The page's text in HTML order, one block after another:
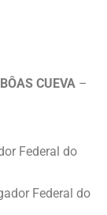
CUEVA –
Federal do
Federal do